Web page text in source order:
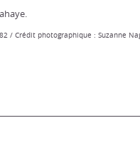
/ Crédit photographique : Suzanne